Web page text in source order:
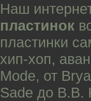
Наш
пластинок
пластинки
хип-хоп,
Mode, от
Sade до B.B.